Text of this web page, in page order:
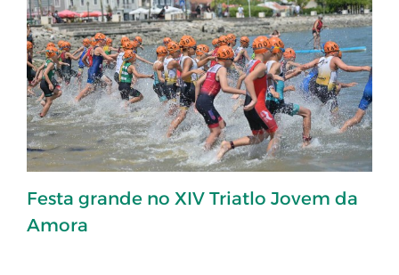
Festa grande no XIV Triatlo Jovem da
Amora